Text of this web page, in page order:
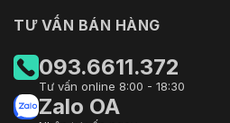
TƯ VẤN BÁN HÀNG
093.6611.372
Tư vấn online 8:00 - 18:30
Zalo OA